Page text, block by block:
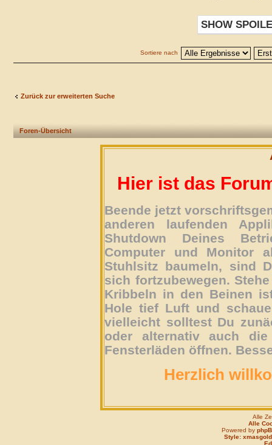
SHOW
Sortiere nach
Zurück zur erweiterten Suche
Foren-Übersicht
Hier ist das
Beende jetzt
anderen laufenden
Shutdown Deines
Computer und Monitor
Stuhlsitz baumeln, sind
sich fortzubewegen.
Kribbeln in den Beinen
Hole tief Luft und
vielleicht solltest Du
oder alternativ auch
Fensterläden öffnen.
Herzlich
Alle
Alle
Powered by
Style: xmasgold